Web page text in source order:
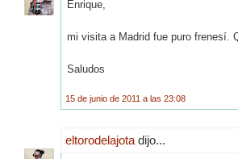
Enrique,
mi visita a Madrid fue puro frenesí.
Saludos
15 de junio de 2011 a las 23:08
eltorodelajota dijo...